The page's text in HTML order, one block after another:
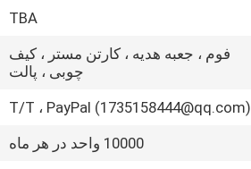
TBA
فوم ، جعبه هدیه ، کارتن مستر ، کیف
چوبی ، پالت
T/T ، PayPal (1735158444@qq.com)
10000 واحد در هر ماه